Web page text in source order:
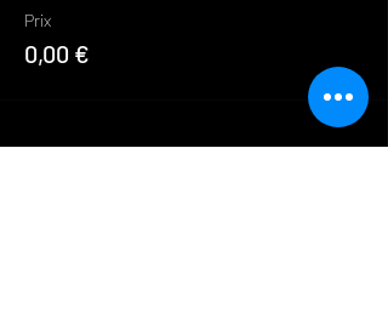
Prix
0,00 €